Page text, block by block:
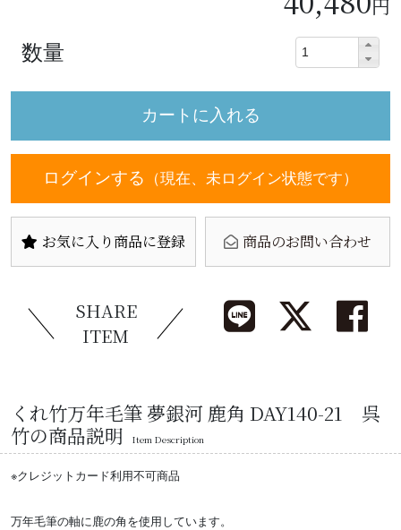
数量
ログインする （現在、未ログイン状態です）
お気に入り商品に登録 商品のお問い合わせ
SHARE
ITEM
くれ竹万年毛筆 夢銀河 鹿角 DAY140-21 呉
竹の商品説明
Item Description
※クレジットカード利用不可商品
万年毛筆の軸に鹿の角を使用しています。